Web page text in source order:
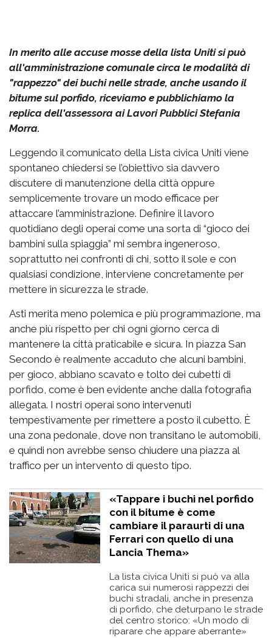
In merito alle accuse mosse della lista Uniti si può
all'amministrazione comunale circa le modalità di
"rappezzo" dei buchi nelle strade, anche usando il
bitume sul porfido, riceviamo e pubblichiamo la
replica dell'assessora ai Lavori Pubblici Stefania
Morra.
Leggendo il comunicato della Lista civica Uniti viene
spontaneo chiedersi se l’obiettivo sia davvero
discutere di manutenzione della città oppure
semplicemente trovare un modo efficace per
attaccare l’amministrazione. Definire il lavoro
quotidiano degli operai come una sorta di “gioco dei
bambini sulla spiaggia” mi sembra ingeneroso,
soprattutto nei confronti di chi, sotto il sole e con
qualsiasi condizione, interviene concretamente per
mettere in sicurezza le strade.
Asti merita meno polemica e più programmazione, ma
anche più rispetto per chi ogni giorno cerca di
mantenere la città praticabile e sicura. In piazza San
Secondo è realmente accaduto che alcuni bambini,
per gioco, abbiano scavato e tolto dei cubetti di
porfido, come è ben evidente anche dalla fotografia
allegata. I nostri operai sono intervenuti
tempestivamente per rimettere a posto il cubetto. È
una zona pedonale, dove non transitano le automobili,
e quindi non avrebbe senso chiudere una piazza al
traffico per un intervento di questo tipo.
«Tappare i buchi nel porfido
con il bitume è come
cambiare il paraurti di una
Ferrari con quello di una
Lancia Thema»
La lista civica Uniti si può va alla
carica sui numerosi rappezzi dei
buchi stradali, anche in presenza
di porfido, che deturpano le strade
del centro storico: «Un modo di
riparare che appare aberrante»